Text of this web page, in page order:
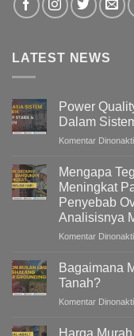
LATEST NEWS
Power
Dalam
Komentar
Mengapa
Meningkat
Penyebab
Analisisnya
Komentar
Bagaimana
Tanah?
Komentar